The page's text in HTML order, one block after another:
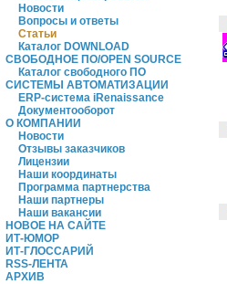
Новости
Вопросы и ответы
Статьи
Каталог DOWNLOAD
СВОБОДНОЕ ПО/OPEN SOURCE
Каталог свободного ПО
СИСТЕМЫ АВТОМАТИЗАЦИИ
ERP-система iRenaissance
Документооборот
О КОМПАНИИ
Новости
Отзывы заказчиков
Лицензии
Наши координаты
Программа партнерства
Наши партнеры
Наши вакансии
НОВОЕ НА САЙТЕ
ИТ-ЮМОР
ИТ-ГЛОССАРИЙ
RSS-ЛЕНТА
АРХИВ